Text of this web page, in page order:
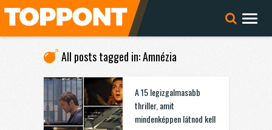
All posts tagged in: Amnézia
A 15 legizgalmasabb
thriller, amit
mindenképpen látnod kell